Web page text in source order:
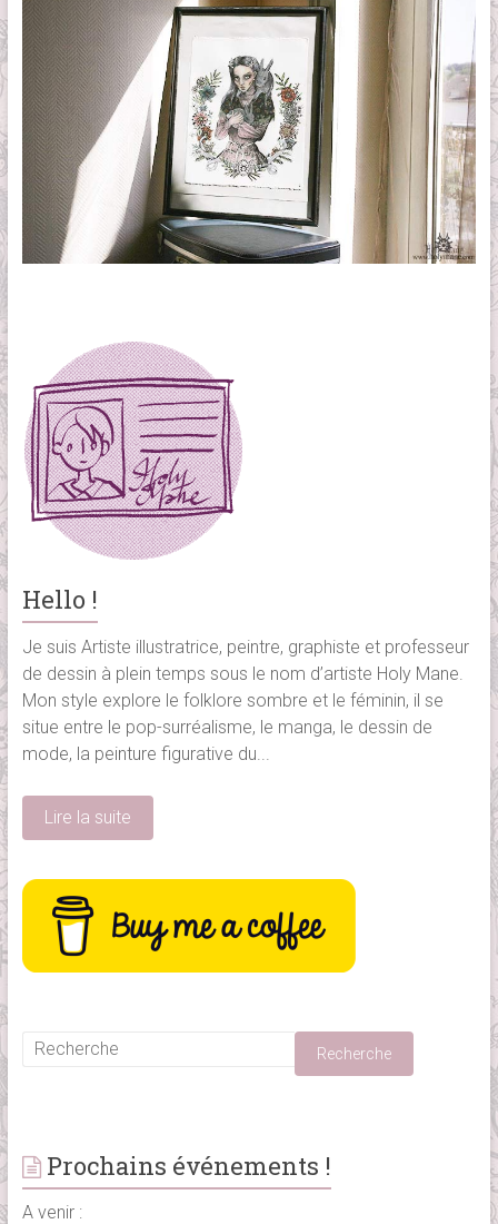
Hello !
Je suis Artiste illustratrice, peintre, graphiste et professeur
de dessin à plein temps sous le nom d’artiste Holy Mane.
Mon style explore le folklore sombre et le féminin, il se
situe entre le pop-surréalisme, le manga, le dessin de
mode, la peinture figurative du...
Lire la suite
Prochains événements !
A venir :